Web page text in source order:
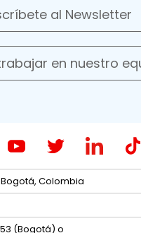
al Newsletter
en nuestro
Colombia
(Bogotá) o